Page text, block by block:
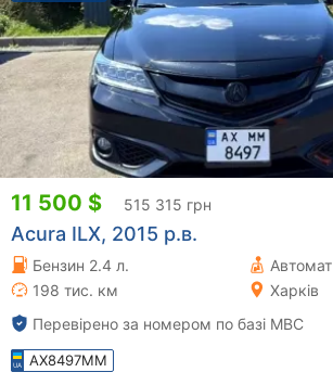
11 500 $ 515 315 грн
Acura ILX, 2015 р.в.
Бензин 2.4 л.
Автомат
198 тис. км
Харків
Перевірено за номером по базі МВС
AX8497MM